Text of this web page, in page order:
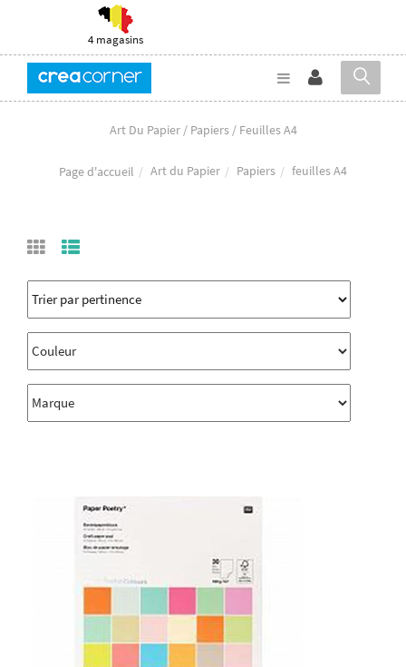
4 magasins
Art Du Papier / Papiers / Feuilles A4
Page d'accueil Art du Papier Papiers feuilles A4